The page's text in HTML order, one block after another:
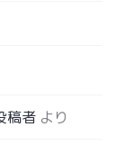
稿者 より